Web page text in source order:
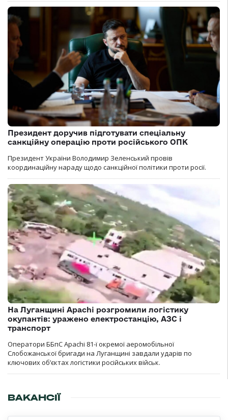
Президент доручив підготувати спеціальну
санкційну операцію проти російського ОПК
Президент України Володимир Зеленський провів
координаційну нараду щодо санкційної політики проти росії.
На Луганщині Apachi розгромили логістику
окупантів: уражено електростанцію, АЗС і
транспорт
Оператори ББпС Apachi 81-ї окремої аеромобільної
Слобожанської бригади на Луганщині завдали ударів по
ключових об’єктах логістики російських військ.
ВАКАНСІЇ